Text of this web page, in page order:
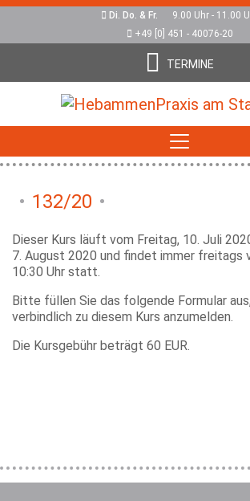
Di. Do. & Fr. 9.00 Uhr - 11.00
+49 [0] 451 - 40076-20
TERMINE
132/20
Dieser Kurs läuft vom Freitag, 10. Juli
7. August 2020 und findet immer freitags
10:30 Uhr statt.
Bitte füllen Sie das folgende Formular
verbindlich zu diesem Kurs anzumelden.
Die Kursgebühr beträgt 60 EUR.